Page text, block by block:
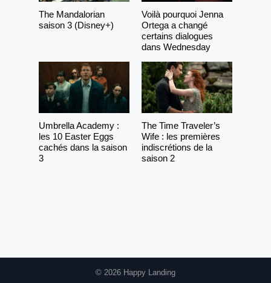
The Mandalorian
saison 3 (Disney+)
Voilà pourquoi Jenna
Ortega a changé
certains dialogues
dans Wednesday
Umbrella Academy :
les 10 Easter Eggs
cachés dans la saison
3
The Time Traveler’s
Wife : les premières
indiscrétions de la
saison 2
© 2026 Happy Landing